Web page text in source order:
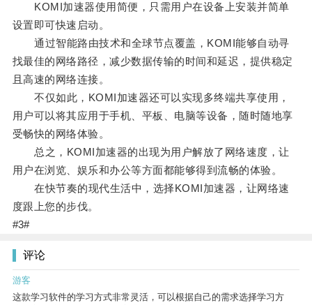
KOMI加速器使用简便，只需用户在设备上安装并简单
设置即可快速启动。
通过智能路由技术和全球节点覆盖，KOMI能够自动寻
找最佳的网络路径，减少数据传输的时间和延迟，提供稳定
且高速的网络连接。
不仅如此，KOMI加速器还可以实现多终端共享使用，
用户可以将其应用于手机、平板、电脑等设备，随时随地享
受畅快的网络体验。
总之，KOMI加速器的出现为用户解放了网络速度，让
用户在浏览、娱乐和办公等方面都能够得到流畅的体验。
在快节奏的现代生活中，选择KOMI加速器，让网络速
度跟上您的步伐。
#3#
评论
游客
这款学习软件的学习方式非常灵活，可以根据自己的需求选择学习方